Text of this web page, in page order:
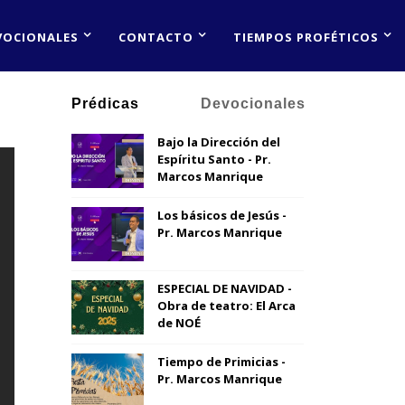
CONTACTO TIEMPOS PROFÉTICOS
Prédicas Devocionales
Bajo la Dirección del
Espíritu Santo - Pr.
Marcos Manrique
Los básicos de Jesús -
Pr. Marcos Manrique
ESPECIAL DE NAVIDAD -
Obra de teatro: El Arca
de NOÉ
Tiempo de Primicias -
Pr. Marcos Manrique